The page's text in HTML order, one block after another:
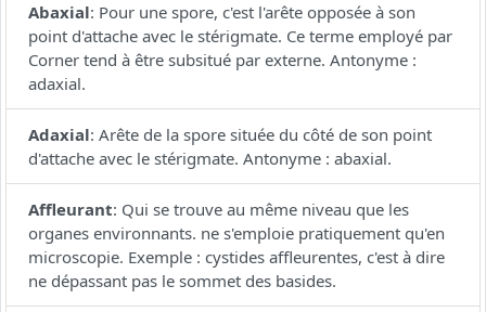
Abaxial: Pour une spore, c'est l'arête opposée à son
point d'attache avec le stérigmate. Ce terme employé par
Corner tend à être subsitué par externe. Antonyme :
adaxial.
Adaxial: Arête de la spore située du côté de son point
d'attache avec le stérigmate. Antonyme : abaxial.
Affleurant: Qui se trouve au même niveau que les
organes environnants. ne s'emploie pratiquement qu'en
microscopie. Exemple : cystides affleurentes, c'est à dire
ne dépassant pas le sommet des basides.